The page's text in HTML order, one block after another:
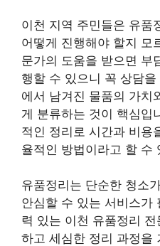
이천 지역 주민들은 유품
어떻게 진행해야 할지 모
문가의 도움을 받으면 부
행할 수 있으니 꼭 상담
에서 남겨진 물품의 가치
게 분류하는 것이 핵심입
적인 정리로 시간과 비용
율적인 방법이라고 할 수
유품정리는 단순한 청소
안심할 수 있는 서비스가
력 있는 이천 유품정리
하고 세심한 정리 과정을